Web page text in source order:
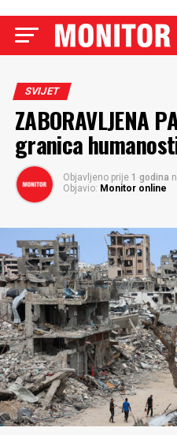
SVIJET
ZABORAVLJENA
granica
Objavljeno prije 1 godina
Objavio: Monitor online